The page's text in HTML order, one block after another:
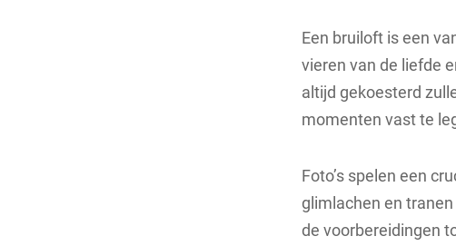
Een bruiloft is een
vieren van de liefde
altijd gekoesterd
momenten vast te
Foto’s spelen een
glimlachen en
de voorbereidingen